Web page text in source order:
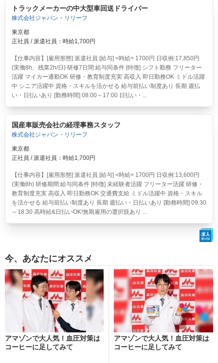
トラックメーカーの中大型車回送ドライバー
株式会社ジャパン・リリーフ
東京都
正社員 / 派遣社員：時給1,700円
【仕事内容】[雇用形態] 派遣社員 [給与] <時給> 1700円 日収例:17,850円
(実働8h、残業2h/日) 研修7日間:給与同条件 [特徴] シフト勤務 フリーター
活躍 マイカー通勤OK 研修・教育制度充実 高収入 即日勤務OK ミドル活躍
中 シニア活躍中 資格・スキルを活かせる 給与前払い制度あり 長期 週払
い・日払いあり [勤務時間] 08:00～17:00 日払い・...
国産車販売会社の経理事務スタッフ
株式会社ジャパン・リリーフ
東京都
正社員 / 派遣社員：時給1,700円
【仕事内容】[雇用形態] 派遣社員 [給与] <時給> 1700円 日収例:13,600円
(実働8h) 研修期間:給与同条件 [特徴] 未経験者活躍 フリーター活躍 研修・
教育制度充実 高収入 即日勤務OK 交通費支給 ミドル活躍中 資格・スキル
を活かせる 給与前払い制度あり 長期 週払い・日払いあり [勤務時間] 09:30
～18:30 高時給&日払いOK!無期雇用の選択肢あり ...
今、あなたにオススメ
アマゾンで大人気！血圧対策は
コーヒーに足してみて
アマゾンで大人気！血圧対策は
コーヒーに足してみて